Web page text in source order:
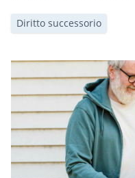
esempio, opere d’arte
pregio, è fondamentale
pianificazione
controversie tra gli
Diritto successorio